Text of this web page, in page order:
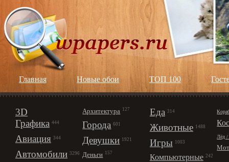
Главная Новые обои ТОП 100
3D
Графика 444
Авиация 344
Автомобили 3296
Архитектура 127
Города 601
Девушки 1921
Деньги 157
Еда 314
Животные 1488
Игры 1003
Компьютерные 242
Лёд